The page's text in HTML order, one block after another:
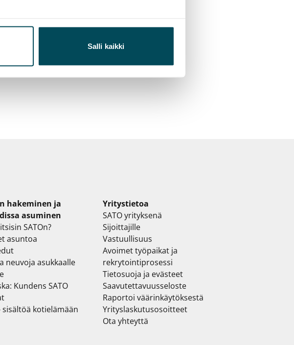
Salli kaikki
gsm 040 535 0433
gsm 040 722 2581
hakeminen ja
asuminen
SATOn?
asuntoa
neuvoja asukkaalle
Kundens SATO
sisältöä kotielämään
Yritystietoa
SATO yrityksenä
Sijoittajille
Vastuullisuus
Avoimet työpaikat ja
rekrytointiprosessi
Tietosuoja ja evästeet
Saavutettavuusseloste
Raportoi väärinkäytöksestä
Yrityslaskutusosoitteet
Ota yhteyttä